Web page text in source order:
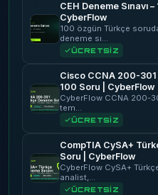
CEH Deneme Sınavı
CyberFlow
100 özgün Türkçe
deneme sı…
ÜCRETSİZ
Cisco CCNA 200-301
100 Soru | CyberFlow
CyberFlow CCNA 200-
tem…
ÜCRETSİZ
CompTIA CySA+
Soru | CyberFlow
CyberFlow CySA+
analist,…
ÜCRETSİZ